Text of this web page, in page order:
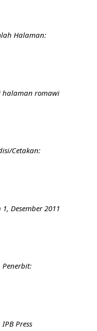
Halaman:
halaman romawi
Cetakan:
1, Desember 2011
Penerbit:
IPB Press